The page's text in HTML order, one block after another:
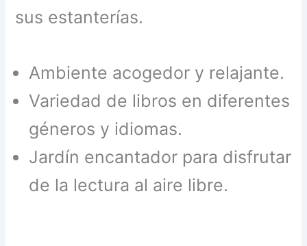
sus estanterías.
Ambiente acogedor y relajante.
Variedad de libros en diferentes
géneros y idiomas.
Jardín encantador para disfrutar
de la lectura al aire libre.